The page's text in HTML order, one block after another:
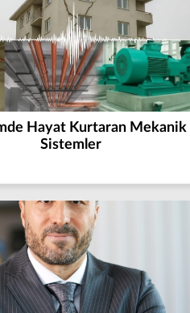
Hayat Kurtaran Mekanik
Sistemler